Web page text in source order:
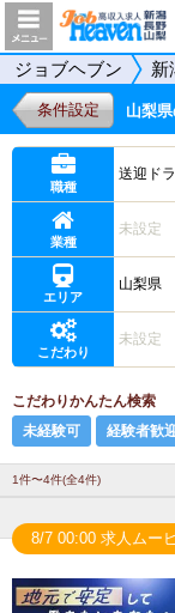
ジョブヘブン 新
条件設定 山梨
職種
送迎ド
業種
未設定
エリア
山梨県
こだわり
未設定
こだわりかんたん検索
未経験可
経験者歓
1件〜4件(全4件)
8/7 00:00 求人ムー